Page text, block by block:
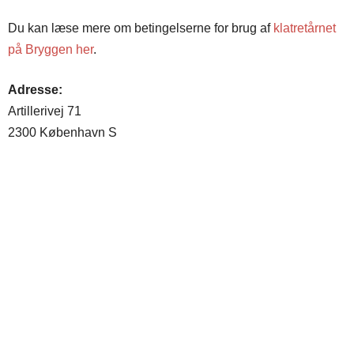
Du kan læse mere om betingelserne for brug af klatretårnet
på Bryggen her.
Adresse:
Artillerivej 71
2300 København S